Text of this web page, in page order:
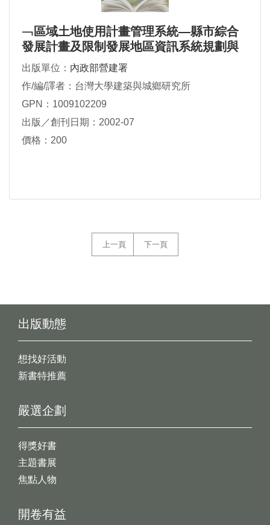
﹁區域土地使用計畫管理系統—縣市綜合
發展計畫及限制發展地區資訊系統規劃與
建置﹂
出版單位： 內政部營建署
作/編/譯者：台灣大學建築與城鄉研究所
GPN：1009102209
出版／創刊日期：2002-07
價格：200
上一頁 下一頁
出版動態
想找好活動
新書特推薦
開卷有益
嚴選企劃
得獎好書
主題書展
焦點人物